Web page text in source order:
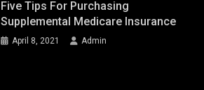
Five Tips For Purchasing
Supplemental Medicare Insurance
April 8, 2021 Admin